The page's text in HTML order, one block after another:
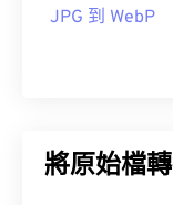
JPG 到 WebP
將原始檔